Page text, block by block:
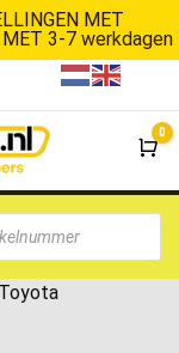
MET
MET 3-7 werkdagen
0
Toyota